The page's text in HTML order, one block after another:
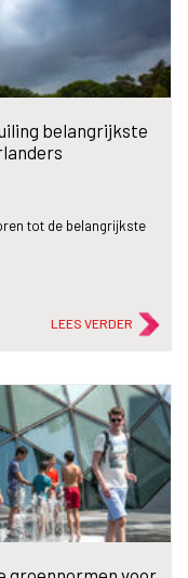
belangrijkste
tot de belangrijkste
LEES VERDER